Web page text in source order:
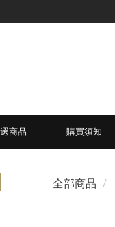
商品 購買須知
全部商品